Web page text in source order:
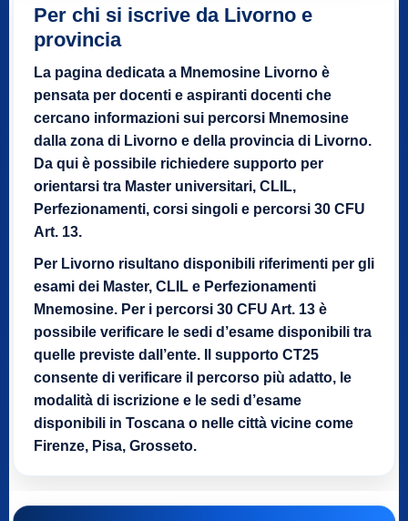
Per chi si iscrive da Livorno e
provincia
La pagina dedicata a Mnemosine Livorno è
pensata per docenti e aspiranti docenti che
cercano informazioni sui percorsi Mnemosine
dalla zona di Livorno e della provincia di Livorno.
Da qui è possibile richiedere supporto per
orientarsi tra Master universitari, CLIL,
Perfezionamenti, corsi singoli e percorsi 30 CFU
Art. 13.
Per Livorno risultano disponibili riferimenti per gli
esami dei Master, CLIL e Perfezionamenti
Mnemosine. Per i percorsi 30 CFU Art. 13 è
possibile verificare le sedi d’esame disponibili tra
quelle previste dall’ente. Il supporto CT25
consente di verificare il percorso più adatto, le
modalità di iscrizione e le sedi d’esame
disponibili in Toscana o nelle città vicine come
Firenze, Pisa, Grosseto.